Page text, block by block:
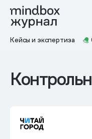
Кейсы и экспертиза